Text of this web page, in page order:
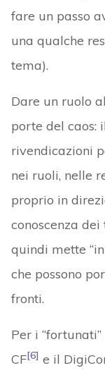
fare un passo
una qualche
tema).
Dare un ruolo
porte del caos:
rivendicazioni
nei ruoli, nelle
proprio in
conoscenza
quindi mette
che possono
fronti.
Per i
CF[6] e il